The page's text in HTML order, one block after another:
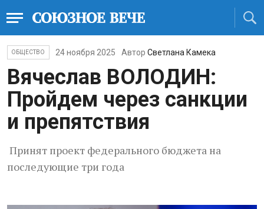
ОБЩЕСТВО 24 ноября 2025 Автор Светлана Камека
Вячеслав ВОЛОДИН:
Пройдем через санкции
и препятствия
Принят проект федерального бюджета на
последующие три года